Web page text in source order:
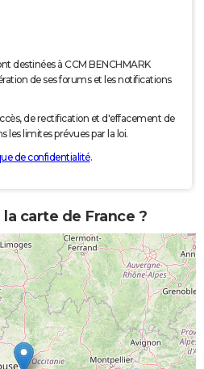
destinées à CCM BENCHMARK
de ses forums et les notifications
de rectification et d'effacement de
les limites prévues par la loi.
de confidentialité.
carte de France ?